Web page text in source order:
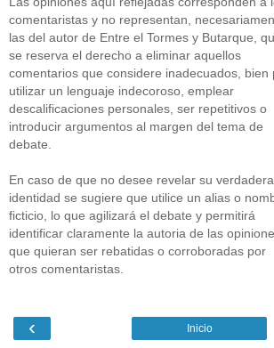
comentaristas y no representan,
las del autor de Entre el Tormes y Butarque,
se reserva el derecho a eliminar aquellos
comentarios que considere inadecuados, bien
utilizar un lenguaje indecoroso, emplear
descalificaciones personales, ser repetitivos o
introducir argumentos al margen del tema de
debate.
En caso de que no desee revelar su verdadera
identidad se sugiere que utilice un alias o
ficticio, lo que agilizará el debate y permitirá
identificar claramente la autoria de las
que quieran ser rebatidas o corroboradas por
otros comentaristas.
‹ Inicio